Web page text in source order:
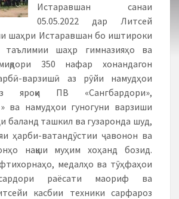
Истаравшан санаи
05.05.2022 дар Литсей
шаҳри Истаравшан бо иштироки
таълимии шаҳр гимназияҳо ва
350 нафар хонандагон
варзишӣ аз рӯйи намудҳои
яроқи ПВ «Сангбардори»,
ва намудҳои гуногуни варзиши
баланд ташкил ва гузаронда шуд,
ҳарби-ватандӯстии ҷавонон ва
нақши муҳим хоҳанд бозид.
медалҳо ва тӯҳфаҳои
раёсати маориф ва
касбии техники сарфароз